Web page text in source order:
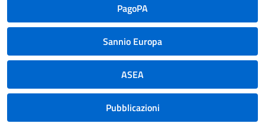
PagoPA
Sannio Europa
ASEA
Pubblicazioni